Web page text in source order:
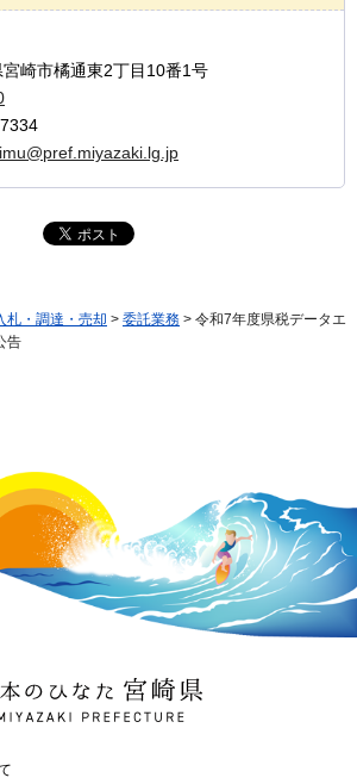
崎市橘通東2丁目10番1号
札・調達・売却 > 委託業務 > 令和7年度県税データエ
告
のひなた 宮崎県
PREFECTURE